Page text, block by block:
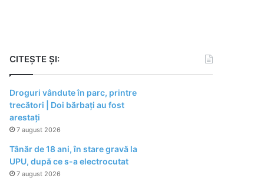
CITEȘTE ȘI:
Droguri vândute în parc, printre
trecători | Doi bărbați au fost
arestați
7 august 2026
Tânăr de 18 ani, în stare gravă la
UPU, după ce s-a electrocutat
7 august 2026